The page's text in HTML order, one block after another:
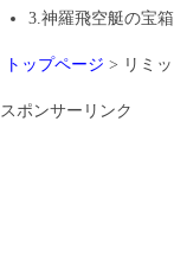
3.神羅飛空艇の宝
トップページ > リミ
スポンサーリンク